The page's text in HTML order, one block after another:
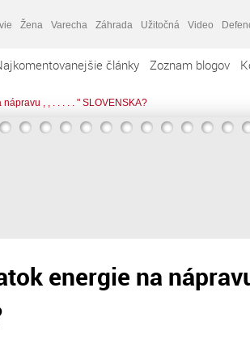
Žena Varecha Záhrada Užitočná Video
články Zoznam blogov
, , . . . . . " SLOVENSKA?
energie na